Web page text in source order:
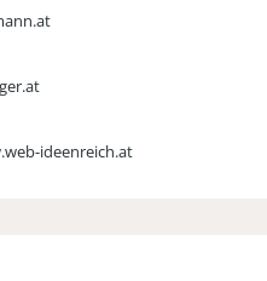
ideenreich.at